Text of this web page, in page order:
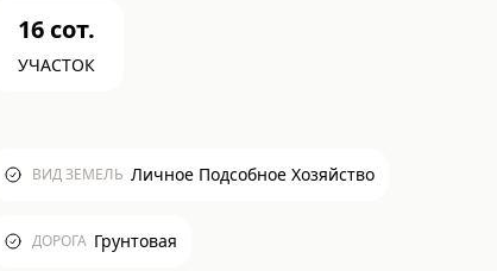
16 сот.
УЧАСТОК
ВИД ЗЕМЕЛЬ Личное Подсобное Хозяйство
ДОРОГА Грунтовая